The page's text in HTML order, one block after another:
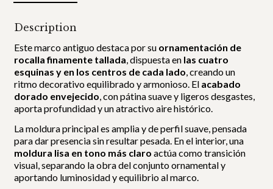
Description
Este marco antiguo destaca por su ornamentación de
rocalla finamente tallada , dispuesta en las cuatro
esquinas y en los centros de cada lado , creando un
ritmo decorativo equilibrado y armonioso. El acabado
dorado envejecido , con pátina suave y ligeros desgastes,
aporta profundidad y un atractivo aire histórico.
La moldura principal es amplia y de perfil suave, pensada
para dar presencia sin resultar pesada. En el interior, una
moldura lisa en tono más claro actúa como transición
visual, separando la obra del conjunto ornamental y
aportando luminosidad y equilibrio al marco.